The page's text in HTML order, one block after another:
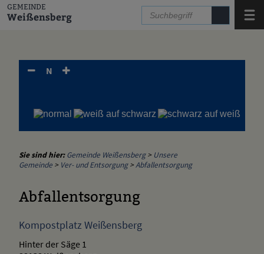
Zum Inhalt, zur Startseitespringen.
GEMEINDE
Weißensberg
N
Sie sind hier: Gemeinde Weißensberg> Unsere
Gemeinde > Ver- und Entsorgung>Abfallentsorgung
Abfallentsorgung
Kompostplatz Weißensberg
Hinter der Säge 1